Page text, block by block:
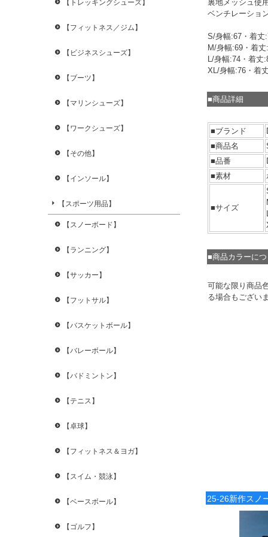
【トレッキングシューズ】
【フィットネス／ジム】
【ビジネスシューズ】
【ブーツ】
【マリンシューズ】
【ワークシューズ】
【その他】
【インソール】
【スポーツ用品】
【スノーボード】
【ランニング】
【サッカー】
【フットサル】
【バスケットボール】
【バレーボール】
【バドミントン】
【テニス】
【卓球】
【フィットネス＆ヨガ】
【スイム・競泳】
【ベースボール】
【ゴルフ】
裏地メッシュ使
ベンチレーショ
S/身幅:67・着丈
M/身幅:69・着
L/身幅:74・着
XL/身幅:76・着
■商品詳細
■ブランド
■商品名
■品番
■素材
■サイズ
■商品カラーに
可能な限り商品
る場合もござい
25-26新作スノ